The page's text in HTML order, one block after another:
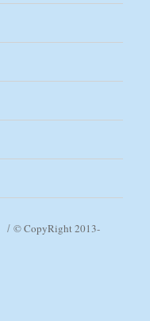
© CopyRight 2013-